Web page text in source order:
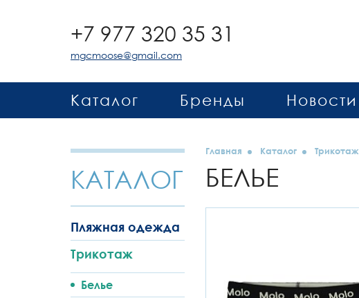
+7 977 320 35 31
mgcmoose@gmail.com
Каталог Бренды Новости
КАТАЛОГ
Пляжная одежда
Трикотаж
Белье
Главная Каталог Трикотаж
БЕЛЬЕ